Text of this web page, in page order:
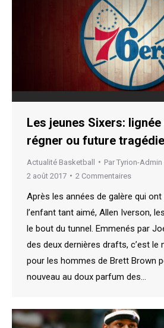
Les jeunes Sixers:
régner ou future
Actualité Basketball Par Tyrion-Admin
2 août 2017
2 Commentaires
Après les années de galère qui
l’enfant tant aimé, Allen Iverson,
le bout du tunnel. Emmenés par
des deux dernières drafts, c’est le
pour les hommes de Brett Brown
nouveau au doux parfum des…